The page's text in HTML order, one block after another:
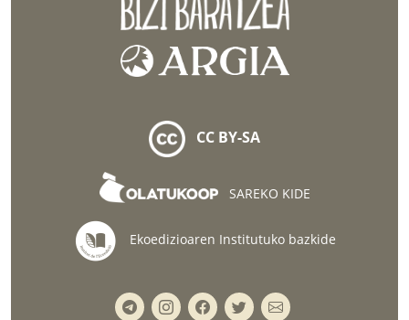
CC BY-SA
SAREKO KIDE
Ekoedizioaren Institutuko bazkide